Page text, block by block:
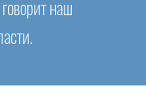
наш